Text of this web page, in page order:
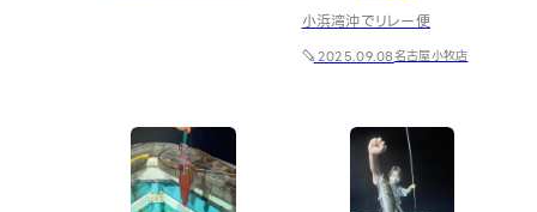
小浜湾沖でリレー便
2025.09.08名古屋小牧店